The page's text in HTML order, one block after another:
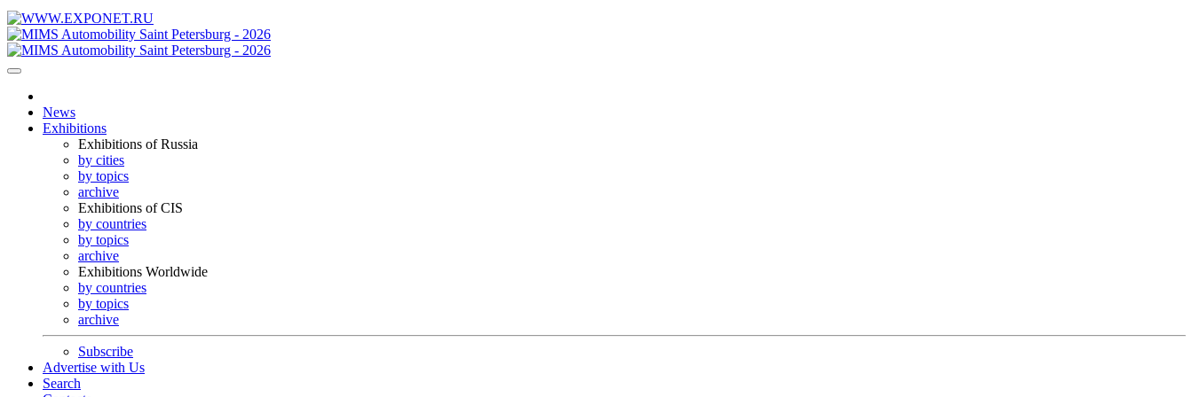
News
Exhibitions
Exhibitions of Russia
by cities
by topics
archive
Exhibitions of CIS
by countries
by topics
archive
Exhibitions Worldwide
by countries
by topics
archive
Subscribe
Advertise with Us
Search